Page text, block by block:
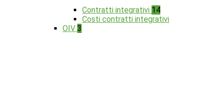
Contratti integrativi 14
Costi contratti integrativi
OIV 3